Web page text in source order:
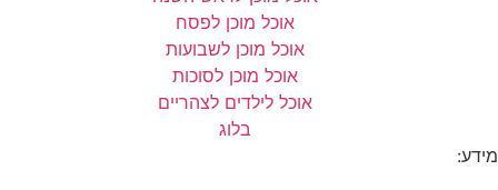
אוכל מוכן לפסח
אוכל מוכן לשבועות
אוכל מוכן לסוכות
אוכל לילדים לצהריים
בלוג
מידע: